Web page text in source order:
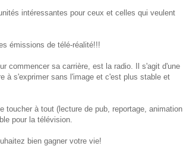
intéressantes pour ceux et celles qui veulent
émissions de télé-réalité!!!
commencer sa carrière, est la radio. Il s'agit d'une
à s'exprimer sans l'image et c'est plus stable et
toucher à tout (lecture de pub, reportage, animation
pour la télévision.
bien gagner votre vie!